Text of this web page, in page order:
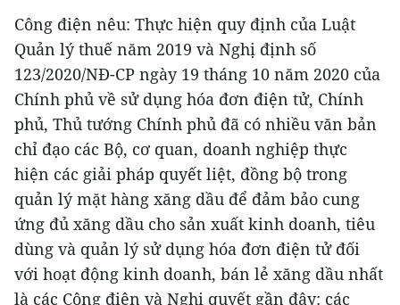
Công điện nêu: Thực hiện quy định của Luật
Quản lý thuế năm 2019 và Nghị định số
123/2020/NĐ-CP ngày 19 tháng 10 năm 2020 của
Chính phủ về sử dụng hóa đơn điện tử, Chính
phủ, Thủ tướng Chính phủ đã có nhiều văn bản
chỉ đạo các Bộ, cơ quan, doanh nghiệp thực
hiện các giải pháp quyết liệt, đồng bộ trong
quản lý mặt hàng xăng dầu để đảm bảo cung
ứng đủ xăng dầu cho sản xuất kinh doanh, tiêu
dùng và quản lý sử dụng hóa đơn điện tử đối
với hoạt động kinh doanh, bán lẻ xăng dầu nhất
là các Công điện và Nghị quyết gần đây: các